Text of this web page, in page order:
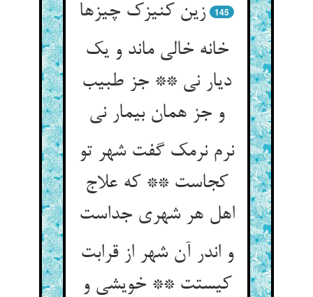
زین کنیزک چیزها
145
خانه خالی ماند و یک
دیار نی ** جز طبیب
نرم نرمک گفت شهر تو
کجاست ** که علاج
اهل هر شهری جداست‌‌
و اندر آن شهر از قرابت
کیستت ** خویشی و